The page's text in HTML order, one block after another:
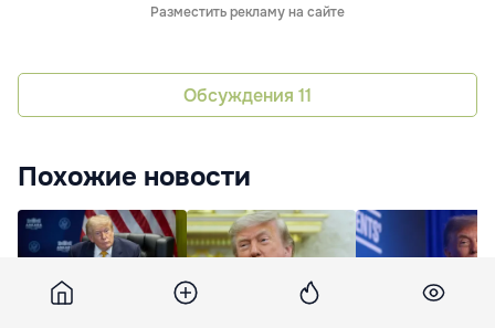
Разместить рекламу на сайте
Обсуждения 11
Похожие новости